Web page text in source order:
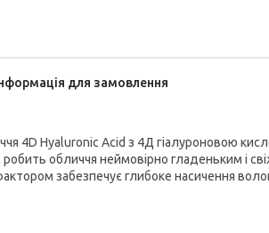
для замовлення
4D Hyaluronic Acid з 4Д гіалуроновою
обличчя неймовірно гладеньким і
забезпечує глибоке насичення